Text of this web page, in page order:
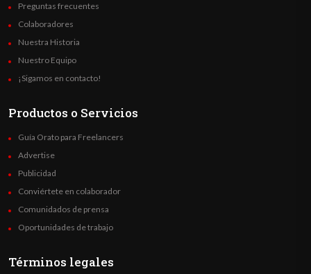
Preguntas frecuentes
Colaboradores
Nuestra Historia
Nuestro Equipo
¡Sigamos en contacto!
Productos o Servicios
Guía Orato para Freelancers
Advertise
Publicidad
Conviértete en colaborador
Comunidados de prensa
Oportunidades de trabajo
Términos legales